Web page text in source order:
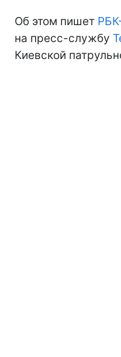
Об этом пишет
на пресс-службу
Киевской